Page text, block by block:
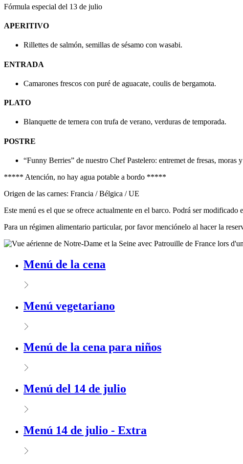
Fórmula especial del 13 de julio
APERITIVO
Rillettes de salmón, semillas de sésamo con wasabi.
ENTRADA
Camarones frescos con puré de aguacate, coulis de bergamota.
PLATO
Blanquette de ternera con trufa de verano, verduras de temporada.
POSTRE
“Funny Berries” de nuestro Chef Pastelero: entremet de fresas, moras
***** Atención, no hay agua potable a bordo *****
Origen de las carnes: Francia / Bélgica / UE
Este menú es el que se ofrece actualmente en el barco. Podrá ser
Para un régimen alimentario particular, por favor menciónelo al hacer la
Menú de la cena
Menú vegetariano
Menú de la cena para niños
Menú del 14 de julio
Menú 14 de julio - Extra